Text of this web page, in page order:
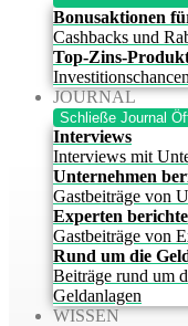
Bonusaktionen
Cashbacks und
Top-Zins-
JOURNAL
Schließe Journal
Interviews
Interviews mit
Unternehmen
Gastbeiträge von
Experten
Gastbeiträge von
Rund um die
Beiträge rund um
Geldanlagen
WISSEN